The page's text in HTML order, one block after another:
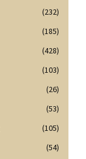
(232)
(185)
(428)
(103)
(26)
(53)
(105)
(54)